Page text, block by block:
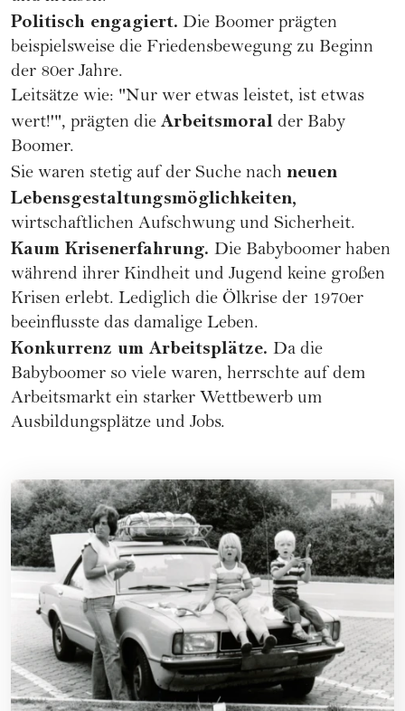
Politisch engagiert. Die Boomer prägten
beispielsweise die Friedensbewegung zu Beginn
der 80er Jahre.
Leitsätze wie: "Nur wer etwas leistet, ist etwas
wert!'", prägten die Arbeitsmoral der Baby
Boomer.
Sie waren stetig auf der Suche nach neuen
Lebensgestaltungsmöglichkeiten,
wirtschaftlichen Aufschwung und Sicherheit.
Kaum Krisenerfahrung. Die Babyboomer haben
während ihrer Kindheit und Jugend keine großen
Krisen erlebt. Lediglich die Ölkrise der 1970er
beeinflusste das damalige Leben.
Konkurrenz um Arbeitsplätze. Da die
Babyboomer so viele waren, herrschte auf dem
Arbeitsmarkt ein starker Wettbewerb um
Ausbildungsplätze und Jobs.